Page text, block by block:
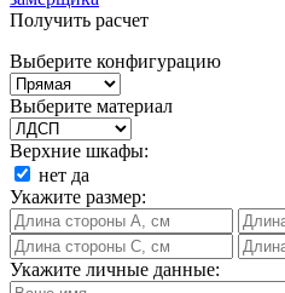
Получить расчет
Выберите конфигурацию
Выберите материал
Верхние шкафы:
нет да
Укажите размер:
Укажите личные данные: